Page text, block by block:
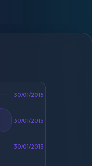
30/01/2015
30/01/2015
30/01/2015